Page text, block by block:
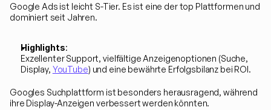
Google Ads ist leicht S-Tier. Es ist eine der top Plattformen und
dominiert seit Jahren.
Highlights:
Exzellenter Support, vielfältige Anzeigenoptionen (Suche,
Display, YouTube) und eine bewährte Erfolgsbilanz bei ROI.
Googles Suchplattform ist besonders herausragend, während
ihre Display-Anzeigen verbessert werden könnten.